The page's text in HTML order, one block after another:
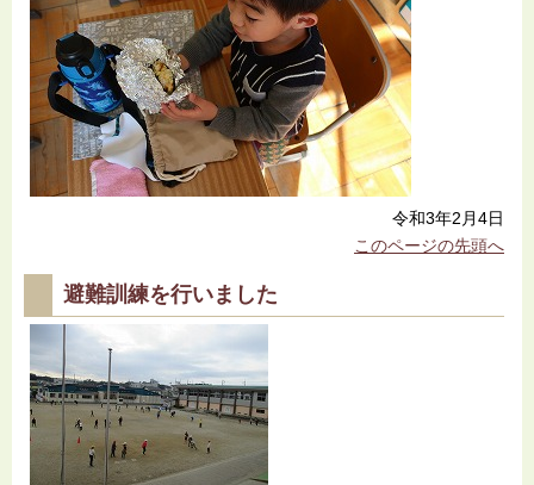
令和3年2月4日
このページの先頭へ
避難訓練を行いました